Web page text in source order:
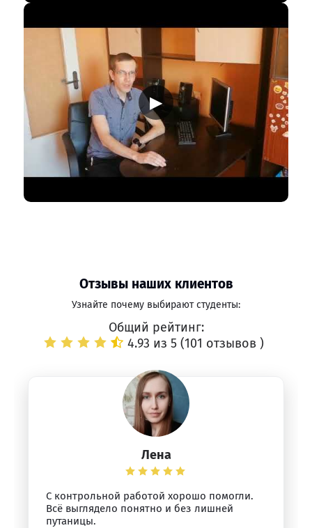
▶
Отзывы наших клиентов
Узнайте почему выбирают студенты:
Общий рейтинг:
4.93 из 5 (101 отзывов )
Лена
С контрольной работой хорошо помогли.
Всё выглядело понятно и без лишней
путаницы.